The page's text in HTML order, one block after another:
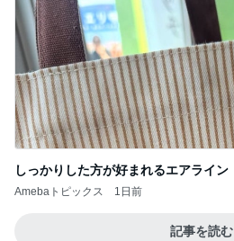
しっかりした方が好まれるエアライン
Amebaトピックス 1日前
記事を読む